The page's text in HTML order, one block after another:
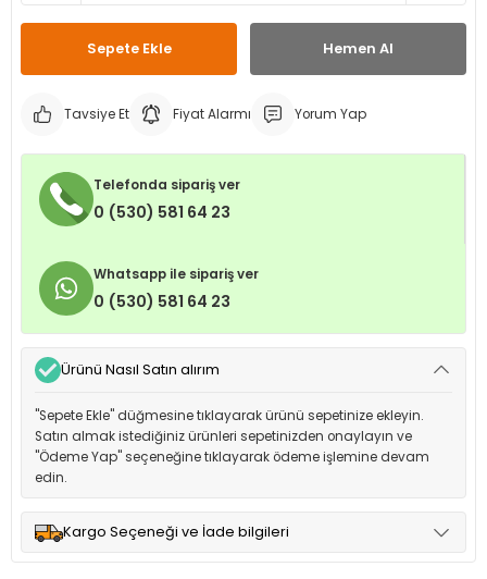
Sepete Ekle Hemen Al
Tavsiye Et Fiyat Alarmı Yorum Yap
Telefonda sipariş ver
0 (530) 581 64 23
Whatsapp ile sipariş ver
0 (530) 581 64 23
Ürünü Nasıl Satın alırım
"Sepete Ekle" düğmesine tıklayarak ürünü sepetinize ekleyin.
Satın almak istediğiniz ürünleri sepetinizden onaylayın ve
"Ödeme Yap" seçeneğine tıklayarak ödeme işlemine devam
edin.
Kargo Seçeneği ve İade bilgileri